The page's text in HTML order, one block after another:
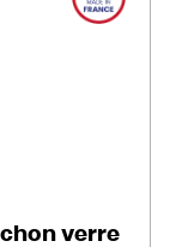
verre